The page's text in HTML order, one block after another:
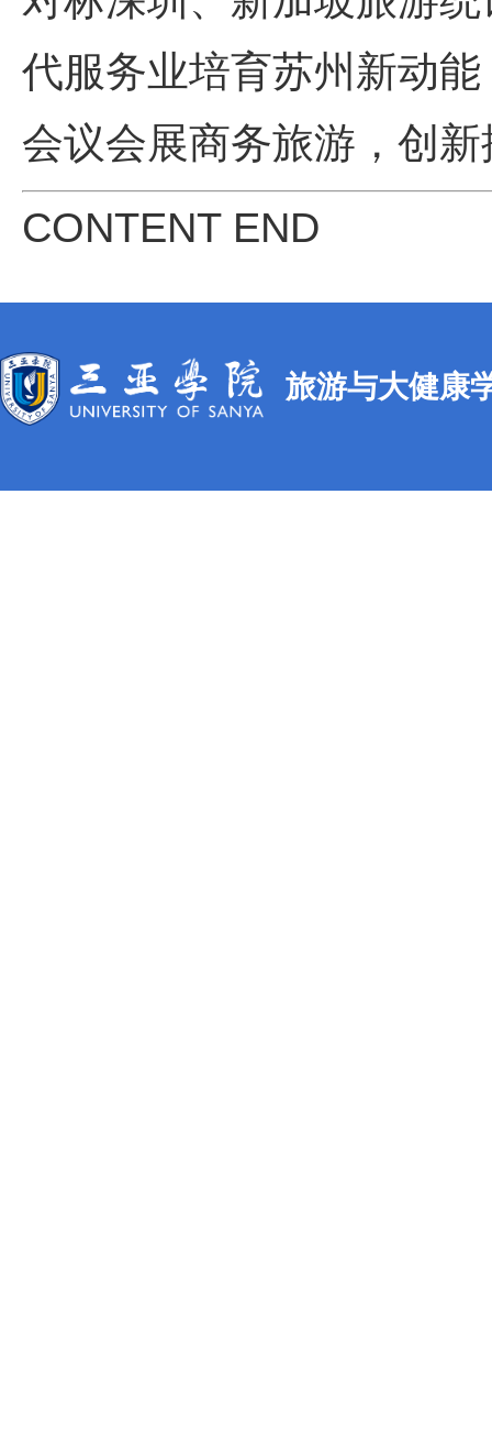
代服务业培育苏州新动
会议会展商务旅游，创
CONTENT END
旅游与大健康